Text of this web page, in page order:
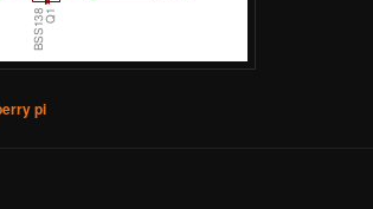
pi